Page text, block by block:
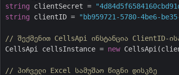
string clientSecret =
string clientID = "bb959721-5780-4be6-
// შექმენით CellsApi ინსტანცია ClientID-
CellsApi cellsInstance = new
// პირველი Excel სამუშაო წიგნი დისკზე